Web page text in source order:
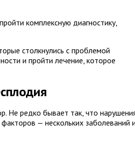
комплексную диагностику,
столкнулись с проблемой
и пройти лечение, которое
Не редко бывает так, что
— нескольких заболеваний